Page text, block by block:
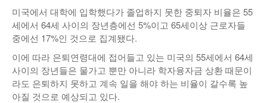
미국에서 대학에 입학했다가 졸업하지 못한 중퇴자 비율은 55
세에서 64세 사이의 장년층에선 5%이고 65세이상 근로자들
중에선 17%인 것으로 집계됐다.
이에 따라 은퇴연령대에 접어들고 있는 미국의 55세에서 64세
사이의 장년들은 물가고 뿐만 아니라 학자융자금 상환 때문이
라도 은퇴하지 못하고 계속 일을 해야 하는 비율이 갈수록 높
아질 것으로 예상되고 있다.